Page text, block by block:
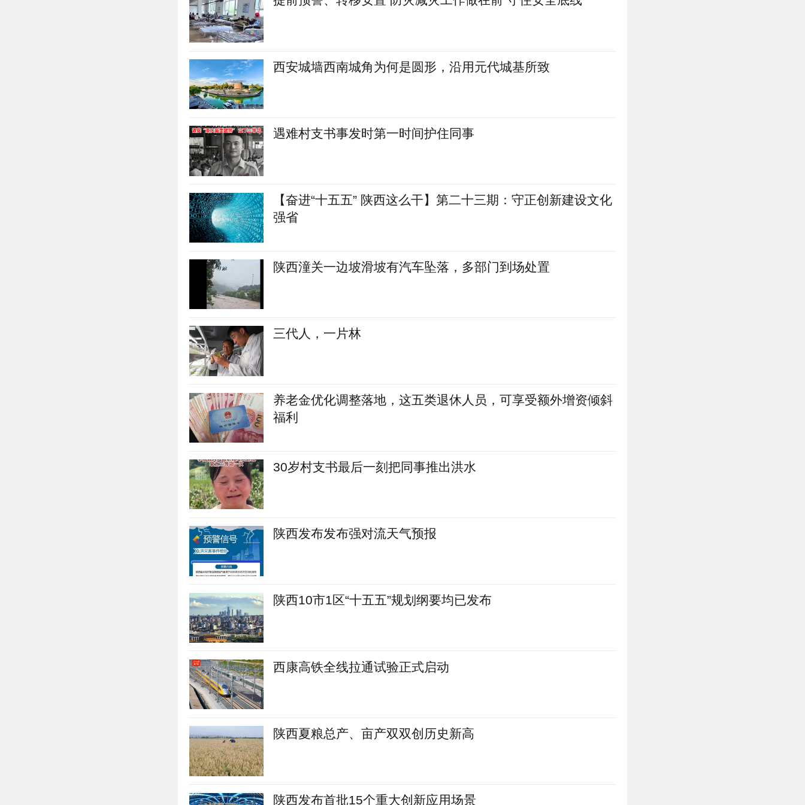
西安城墙西南城角为何是圆形，沿用元代城基所致
遇难村支书事发时第一时间护住同事
【奋进“十五五” 陕西这么干】第二十三期：守正创新建设文化
强省
陕西潼关一边坡滑坡有汽车坠落，多部门到场处置
三代人，一片林
养老金优化调整落地，这五类退休人员，可享受额外增资倾斜
福利
30岁村支书最后一刻把同事推出洪水
陕西发布发布强对流天气预报
陕西10市1区“十五五”规划纲要均已发布
西康高铁全线拉通试验正式启动
陕西夏粮总产、亩产双双创历史新高
陕西发布首批15个重大创新应用场景